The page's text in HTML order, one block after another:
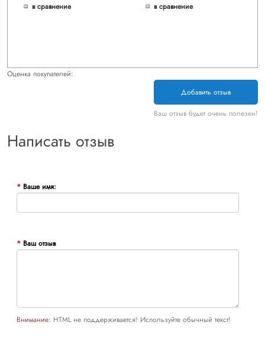
в сравнение
в сравнение
Оценка покупателей:
Добавить отзыв
Ваш отзыв будет очень полезен!
Написать отзыв
Ваше имя:
Ваш отзыв
Внимание: HTML не поддерживается! Используйте обычный текст!